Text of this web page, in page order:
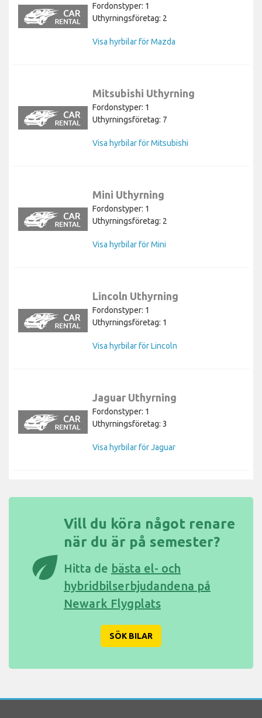
Fordonstyper: 1
Uthyrningsföretag: 2
Visa hyrbilar för Mazda
Mitsubishi Uthyrning
Fordonstyper: 1
Uthyrningsföretag: 7
Visa hyrbilar för Mitsubishi
Mini Uthyrning
Fordonstyper: 1
Uthyrningsföretag: 2
Visa hyrbilar för Mini
Lincoln Uthyrning
Fordonstyper: 1
Uthyrningsföretag: 1
Visa hyrbilar för Lincoln
Jaguar Uthyrning
Fordonstyper: 1
Uthyrningsföretag: 3
Visa hyrbilar för Jaguar
eco
Vill du köra något renare
när du är på semester?
Hitta de bästa el- och
hybridbilserbjudandena på
Newark Flygplats
SÖK BILAR